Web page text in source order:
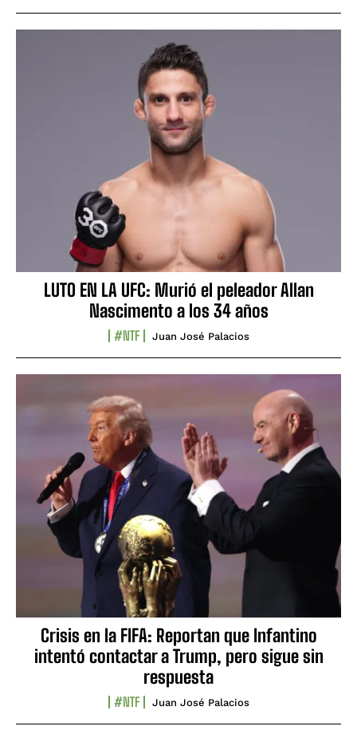
LUTO EN LA UFC: Murió el peleador Allan
Nascimento a los 34 años
#NTF Juan José Palacios
Crisis en la FIFA: Reportan que Infantino
intentó contactar a Trump, pero sigue sin
respuesta
#NTF Juan José Palacios